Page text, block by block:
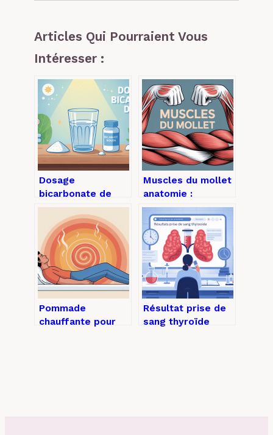
Articles Qui Pourraient Vous
Intéresser :
Dosage
bicarbonate de
soude à boire :
usages,
précautions et
repères fiables
Muscles du mollet
anatomie :
comprendre,
visualiser et mieux
les protéger
Pommade
chauffante pour
Résultat prise de
sang thyroïde